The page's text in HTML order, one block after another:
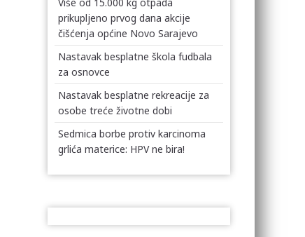
prikupljeno prvog dana akcije
čišćenja općine Novo Sarajevo
Nastavak besplatne škola fudbala
za osnovce
Nastavak besplatne rekreacije za
osobe treće životne dobi
Sedmica borbe protiv karcinoma
grlića materice: HPV ne bira!